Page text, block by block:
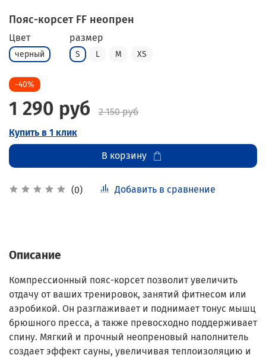
Пояс-корсет FF неопрен
(0) Добавить в сравнение
Цвет
черный
размер
S L M XS
-40%
1 290 руб
2 150 руб
Купить в 1 клик
В корзину
Описание
Компрессионный пояс-корсет позволит увеличить
отдачу от ваших тренировок, занятий фитнесом или
аэробикой. Он разглаживает и поднимает тонус мышц
брюшного пресса, а также превосходно поддерживает
спину. Мягкий и прочный неопреновый наполнитель
создает эффект сауны, увеличивая теплоизоляцию и